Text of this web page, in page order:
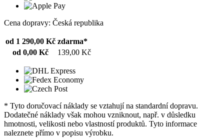
Cena dopravy: Česká republika
od 1 290,00 Kč zdarma*
od 0,00 Kč
139,00 Kč
* Tyto doručovací náklady se vztahují na standardní dopravu.
Dodatečné náklady však mohou vzniknout, např. v důsledku
hmotnosti, velikosti nebo vlastností produktů. Tyto informace
naleznete přímo v popisu výrobku.